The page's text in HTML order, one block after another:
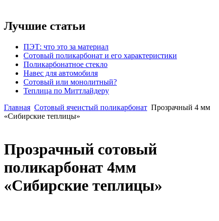
Лучшие статьи
ПЭТ: что это за материал
Сотовый поликарбонат и его характеристики
Поликарбонатное стекло
Навес для автомобиля
Сотовый или монолитный?
Теплица по Миттлайдеру
Главная Сотовый ячеистый поликарбонат Прозрачный 4 мм
«Сибирские теплицы»
Прозрачный сотовый
поликарбонат 4мм
«Сибирские теплицы»